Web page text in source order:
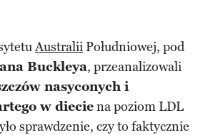
AustraliiPołudniowej, pod
Buckleya, przeanalizowali
nasyconych i
w dieciena poziom LDL
sprawdzenie, czy to faktycznie